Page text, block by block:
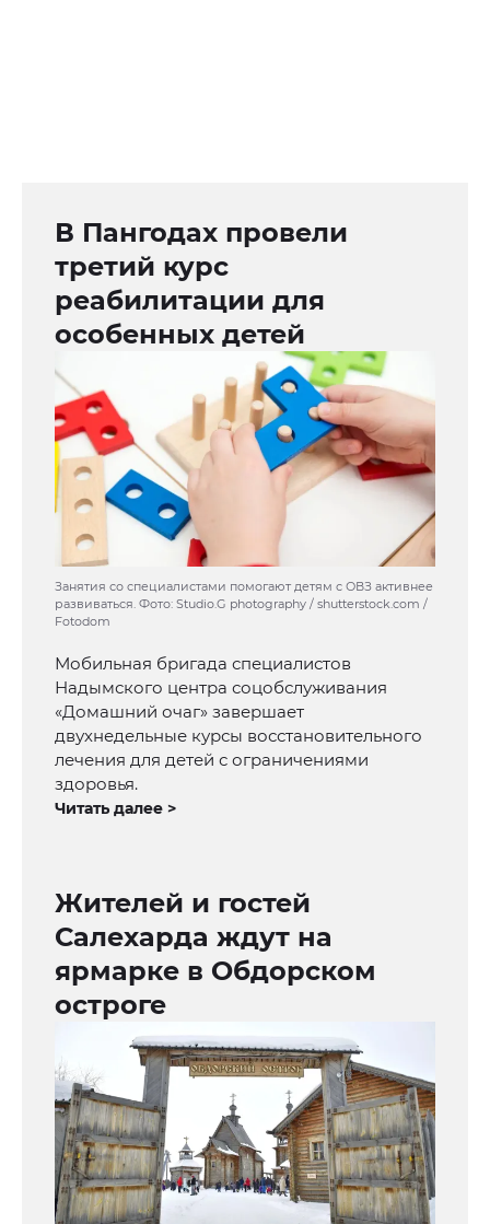
В Пангодах провели
третий курс
реабилитации для
особенных детей
Занятия со специалистами помогают детям с ОВЗ активнее
развиваться. Фото: Studio.G photography / shutterstock.com /
Fotodom
Мобильная бригада специалистов
Надымского центра соцобслуживания
«Домашний очаг» завершает
двухнедельные курсы восстановительного
лечения для детей с ограничениями
здоровья.
Читать далее >
Жителей и гостей
Салехарда ждут на
ярмарке в Обдорском
остроге